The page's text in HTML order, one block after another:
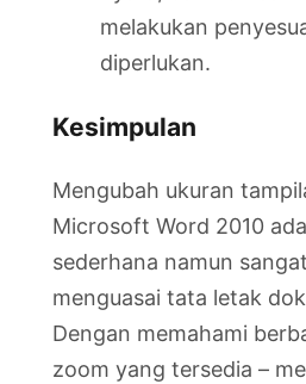
melakukan
diperlukan.
Kesimpulan
Mengubah ukuran
Microsoft Word 2010
sederhana namun
menguasai tata letak
Dengan memahami
zoom yang tersedia –